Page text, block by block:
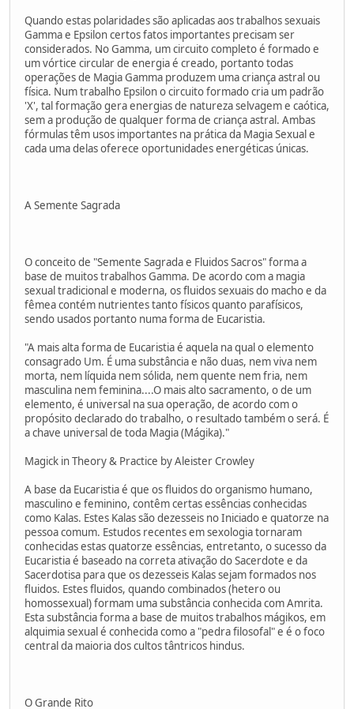
Quando estas polaridades são aplicadas aos trabalhos sexuais
Gamma e Epsilon certos fatos importantes precisam ser
considerados. No Gamma, um circuito completo é formado e
um vórtice circular de energia é creado, portanto todas
operações de Magia Gamma produzem uma criança astral ou
física. Num trabalho Epsilon o circuito formado cria um padrão
'X', tal formação gera energias de natureza selvagem e caótica,
sem a produção de qualquer forma de criança astral. Ambas
fórmulas têm usos importantes na prática da Magia Sexual e
cada uma delas oferece oportunidades energéticas únicas.
A Semente Sagrada
O conceito de "Semente Sagrada e Fluidos Sacros" forma a
base de muitos trabalhos Gamma. De acordo com a magia
sexual tradicional e moderna, os fluidos sexuais do macho e da
fêmea contém nutrientes tanto físicos quanto parafísicos,
sendo usados portanto numa forma de Eucaristia.
"A mais alta forma de Eucaristia é aquela na qual o elemento
consagrado Um. É uma substância e não duas, nem viva nem
morta, nem líquida nem sólida, nem quente nem fria, nem
masculina nem feminina....O mais alto sacramento, o de um
elemento, é universal na sua operação, de acordo com o
propósito declarado do trabalho, o resultado também o será. É
a chave universal de toda Magia (Mágika)."
Magick in Theory & Practice by Aleister Crowley
A base da Eucaristia é que os fluidos do organismo humano,
masculino e feminino, contêm certas essências conhecidas
como Kalas. Estes Kalas são dezesseis no Iniciado e quatorze na
pessoa comum. Estudos recentes em sexologia tornaram
conhecidas estas quatorze essências, entretanto, o sucesso da
Eucaristia é baseado na correta ativação do Sacerdote e da
Sacerdotisa para que os dezesseis Kalas sejam formados nos
fluidos. Estes fluidos, quando combinados (hetero ou
homossexual) formam uma substância conhecida com Amrita.
Esta substância forma a base de muitos trabalhos mágikos, em
alquimia sexual é conhecida como a "pedra filosofal" e é o foco
central da maioria dos cultos tântricos hindus.
O Grande Rito